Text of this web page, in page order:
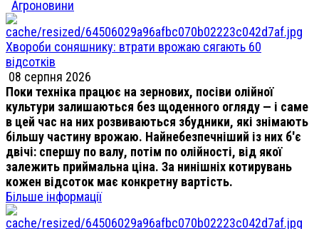
Агроновини
Хвороби соняшнику: втрати врожаю сягають 60
відсотків
08 серпня 2026
Поки техніка працює на зернових, посіви олійної
культури залишаються без щоденного огляду — і саме
в цей час на них розвиваються збудники, які знімають
більшу частину врожаю. Найнебезпечніший із них б'є
двічі: спершу по валу, потім по олійності, від якої
залежить приймальна ціна. За нинішніх котирувань
кожен відсоток має конкретну вартість.
Більше інформації